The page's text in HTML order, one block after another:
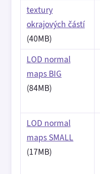
textury
okrajových částí
(40MB)
LOD normal
maps BIG
(84MB)
LOD normal
maps SMALL
(17MB)